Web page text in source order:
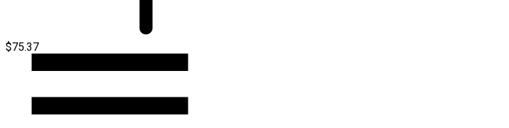
$75.37